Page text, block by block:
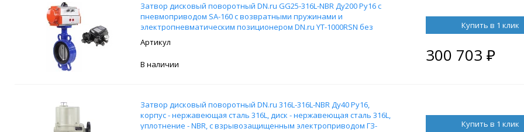
Затвор дисковый поворотный DN.ru GG25-316L-NBR Ду200 Ру16 с
пневмоприводом SA-160 с возвратными пружинами и
электропневматическим позиционером DN.ru YT-1000RSN без
обратной связи
В наличии
Купить в 1 клик
300 703₽
Затвор дисковый поворотный DN.ru 316L-316L-NBR Ду40 Ру16,
корпус - нержавеющая сталь 316L, диск - нержавеющая сталь 316L,
уплотнение - NBR, с взрывозащищенным электроприводом ГЗ-
Купить в 1 клик